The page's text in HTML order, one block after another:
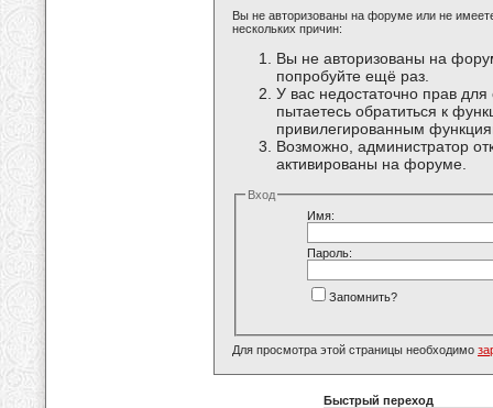
Вы не авторизованы на форуме или не
нескольких причин:
Вы не авторизованы на
попробуйте ещё раз.
У вас недостаточно прав
пытаетесь обратиться к
привилегированным
Возможно, администратор
активированы на форуме.
Вход
Имя:
Пароль:
Запомнить?
Для просмотра этой страницы необходимо
Быстрый переход